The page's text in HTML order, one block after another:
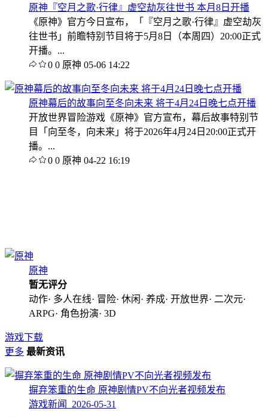
原神『空月之歌·行律』虚空劫灰往世书 本月8日开播
《原神》官方今日宣布，「『空月之歌·行律』虚空劫灰
往世书」前瞻特别节目将于5月8日（本周四）20:00正式
开播。...
0 0 原神 05-06 14:22
原神幕后的故事向至冬向未来 将于4月24日晚七点开播
开放世界冒险游戏《原神》官方宣布，幕后故事特别节
目「向至冬，向未来」将于2026年4月24日20:00正式开
播。...
0 0 原神 04-22 16:19
原神
暂无评分
动作· 多人在线· 冒险· 休闲· 养成· 开放世界· 二次元·
ARPG· 角色扮演· 3D
游戏下载
更多 最新资讯
摒弃笨重的生命 原神剧情PV不向光者视频发布
游戏新闻 2026-05-31